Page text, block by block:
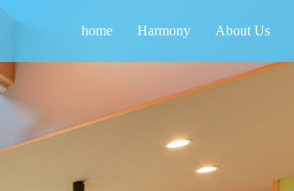
home Harmony About Us